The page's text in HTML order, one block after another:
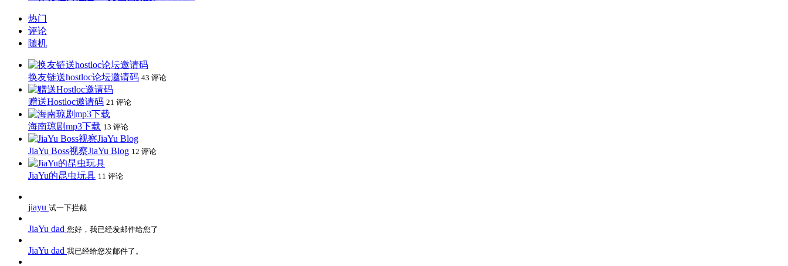
热门
评论
随机
换友链送hostloc论坛邀请码 43 评论
赠送Hostloc邀请码 21 评论
海南琼剧mp3下载 13 评论
JiaYu Boss视察JiaYu Blog 12 评论
JiaYu的昆虫玩具 11 评论
jiayu 试一下拦截
JiaYu dad 您好，我已经发邮件给您了
JiaYu dad 我已经给您发邮件了。